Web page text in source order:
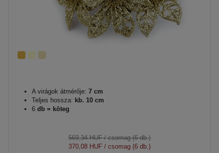
A virágok átmérője: 7 cm
Teljes hossza: kb. 10 cm
6 db = köteg
569,34 HUF/ csomag (6 db.)
370,08 HUF / csomag (6 db.)